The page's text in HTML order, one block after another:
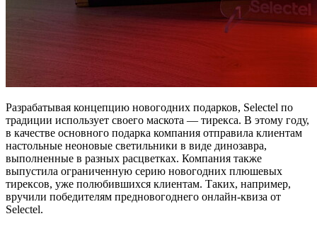
Разрабатывая концепцию новогодних подарков, Selectel по
традиции использует своего маскота — тирекса. В этому году,
в качестве основного подарка компания отправила клиентам
настольные неоновые светильники в виде динозавра,
выполненные в разных расцветках. Компания также
выпустила ограниченную серию новогодних плюшевых
тирексов, уже полюбившихся клиентам. Таких, например,
вручили победителям предновогоднего онлайн-квиза от
Selectel.